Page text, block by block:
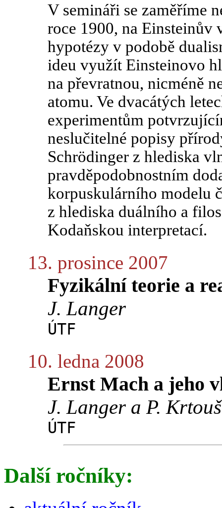
V semináři se zaměříme
roce 1900, na Einsteinův
hypotézy v podobě
ideu využít Einsteinovo
na převratnou, nicméně
atomu. Ve dvacátých
experimentům
neslučitelné popisy
Schrödinger z hlediska
pravděpodobnostním
korpuskulárního modelu
z hlediska duálního a
Kodaňskou interpretací.
13. prosince 2007
Fyzikální teorie a
J. Langer
ÚTF
10. ledna 2008
Ernst Mach a jeho
J. Langer a P. Krtouš
ÚTF
Další ročníky: